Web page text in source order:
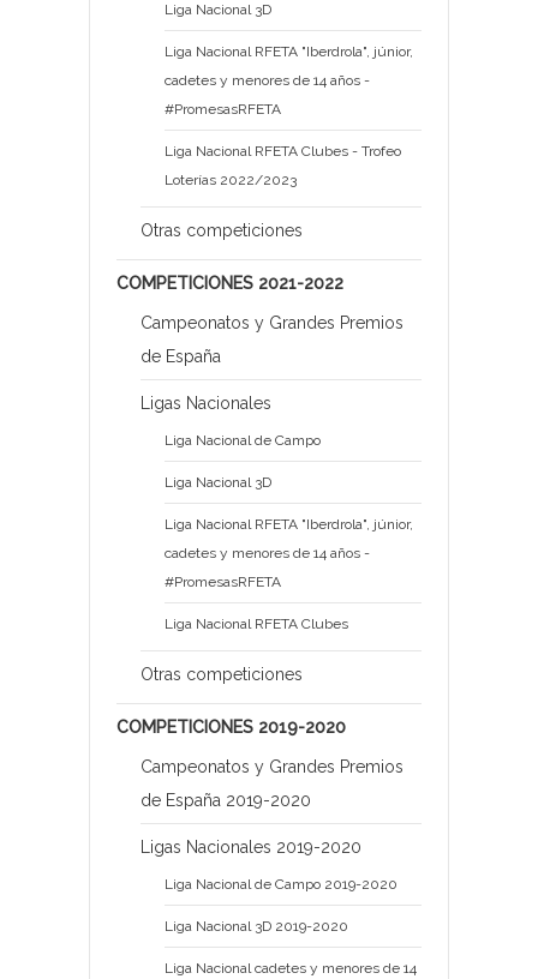
Liga Nacional 3D
Liga Nacional RFETA "Iberdrola", júnior,
cadetes y menores de 14 años -
#PromesasRFETA
Liga Nacional RFETA Clubes - Trofeo
Loterías 2022/2023
Otras competiciones
COMPETICIONES 2021-2022
Campeonatos y Grandes Premios
de España
Ligas Nacionales
Liga Nacional de Campo
Liga Nacional 3D
Liga Nacional RFETA "Iberdrola", júnior,
cadetes y menores de 14 años -
#PromesasRFETA
Liga Nacional RFETA Clubes
Otras competiciones
COMPETICIONES 2019-2020
Campeonatos y Grandes Premios
de España 2019-2020
Ligas Nacionales 2019-2020
Liga Nacional de Campo 2019-2020
Liga Nacional 3D 2019-2020
Liga Nacional cadetes y menores de 14